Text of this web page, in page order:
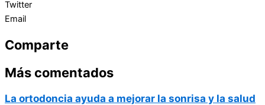
Twitter
Email
Comparte
Más comentados
La ortodoncia ayuda a mejorar la sonrisa y la salud